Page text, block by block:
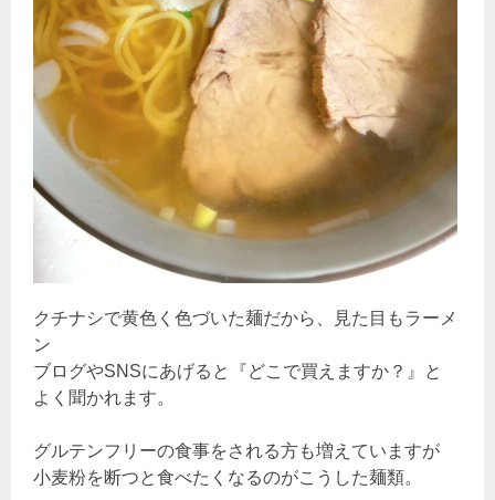
クチナシで黄色く色づいた麺だから、見た目もラーメ
ン
ブログやSNSにあげると『どこで買えますか？』と
よく聞かれます。
グルテンフリーの食事をされる方も増えていますが
小麦粉を断つと食べたくなるのがこうした麺類。